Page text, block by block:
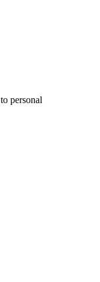
personal